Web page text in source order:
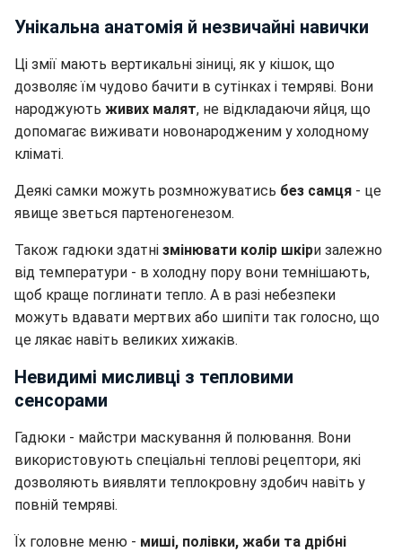
Унікальна анатомія й незвичайні навички
Ці змії мають вертикальні зіниці, як у кішок, що
дозволяє їм чудово бачити в сутінках і темряві. Вони
народжують живих малят, не відкладаючи яйця, що
допомагає виживати новонародженим у холодному
кліматі.
Деякі самки можуть розмножуватись без самця - це
явище зветься партеногенезом.
Також гадюки здатні змінювати колір шкіри залежно
від температури - в холодну пору вони темнішають,
щоб краще поглинати тепло. А в разі небезпеки
можуть вдавати мертвих або шипіти так голосно, що
це лякає навіть великих хижаків.
Невидимі мисливці з тепловими
сенсорами
Гадюки - майстри маскування й полювання. Вони
використовують спеціальні теплові рецептори, які
дозволяють виявляти теплокровну здобич навіть у
повній темряві.
Їх головне меню - миші, полівки, жаби та дрібні